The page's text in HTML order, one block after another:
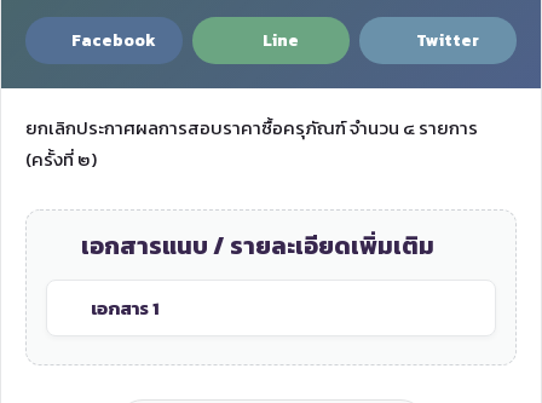
Facebook Line Twitter
ยกเลิกประกาศผลการสอบราคาซื้อครุภัณฑ์ จำนวน ๔ รายการ
(ครั้งที่ ๒)
เอกสารแนบ / รายละเอียดเพิ่มเติม
เอกสาร 1